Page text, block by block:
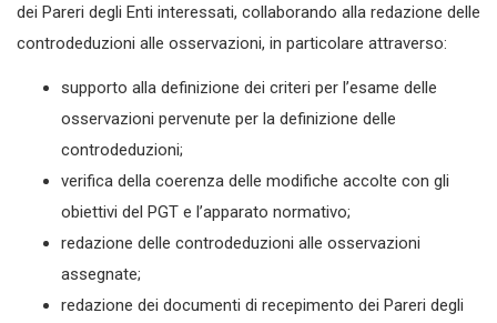
dei Pareri degli Enti interessati, collaborando alla redazione delle
controdeduzioni alle osservazioni, in particolare attraverso:
supporto alla definizione dei criteri per l’esame delle
osservazioni pervenute per la definizione delle
controdeduzioni;
verifica della coerenza delle modifiche accolte con gli
obiettivi del PGT e l’apparato normativo;
redazione delle controdeduzioni alle osservazioni
assegnate;
redazione dei documenti di recepimento dei Pareri degli